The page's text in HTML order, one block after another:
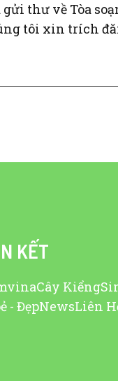
thư về Tòa
tôi xin trích
KẾT
Cây Kiểng
- ĐẹpNewsLiên